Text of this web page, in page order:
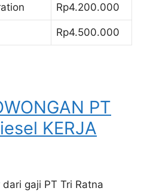
Rp4.200.000
Rp4.500.000
PT
KERJA
gaji PT Tri Ratna